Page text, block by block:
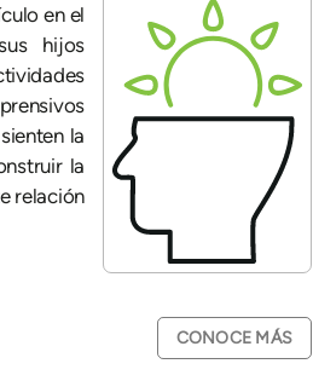
en el
hijos
la
la
relación
CONOCE MÁS